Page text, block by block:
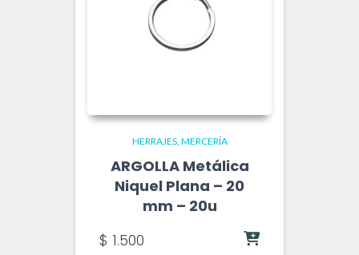
HERRAJES MERCERÍA
ARGOLLA Metálica
Niquel Plana – 20
mm – 20u
$ 1.500